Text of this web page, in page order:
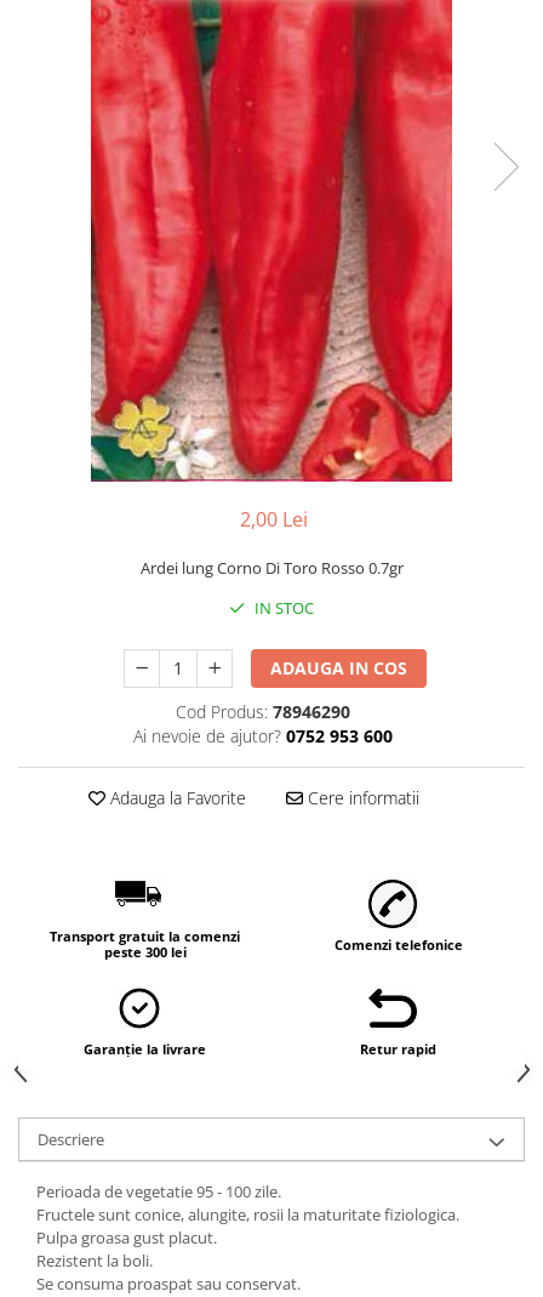
2,00 Lei
Ardei lung Corno Di Toro Rosso 0.7gr
IN STOC
ADAUGA IN COS
Cod Produs: 78946290
Ai nevoie de ajutor? 0752 953 600
Adauga la Favorite Cere informatii
Transport gratuit la comenzi
peste 300 lei
Comenzi telefonice
Garanție la livrare Retur rapid
Descriere
Perioada de vegetatie 95 - 100 zile.
Fructele sunt conice, alungite, rosii la maturitate fiziologica.
Pulpa groasa gust placut.
Rezistent la boli.
Se consuma proaspat sau conservat.